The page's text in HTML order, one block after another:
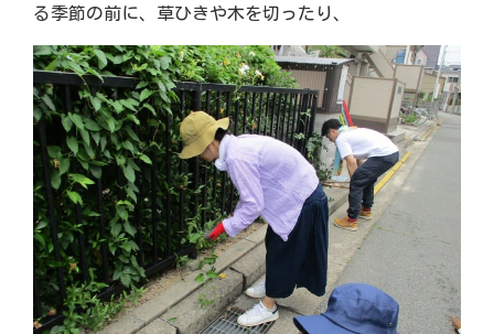
る季節の前に、草ひきや木を切ったり、